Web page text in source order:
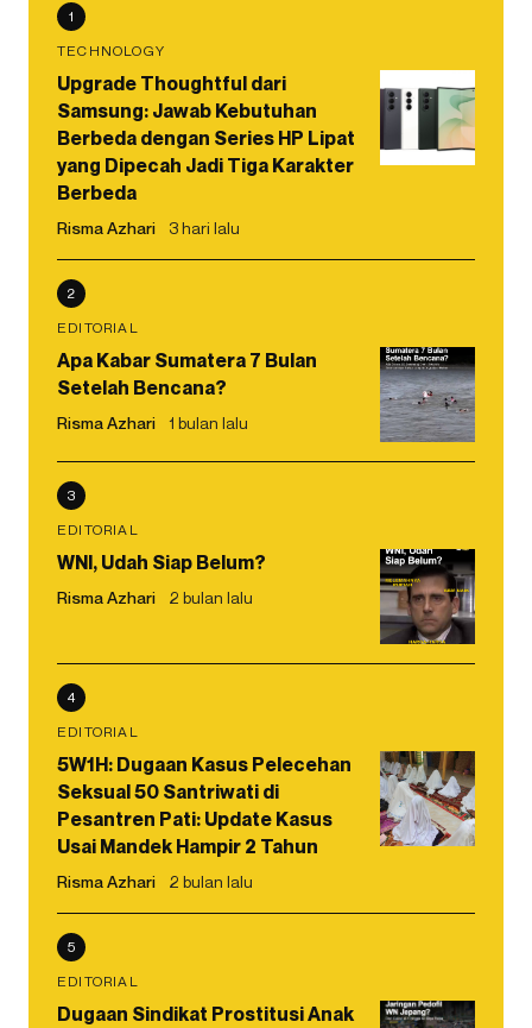
1
TECHNOLOGY
Upgrade Thoughtful dari
Samsung: Jawab Kebutuhan
Berbeda dengan Series HP Lipat
yang Dipecah Jadi Tiga Karakter
Berbeda
Risma Azhari 3 hari lalu
2
EDITORIAL
Apa Kabar Sumatera 7 Bulan
Setelah Bencana?
Risma Azhari 1 bulan lalu
3
EDITORIAL
WNI, Udah Siap Belum?
Risma Azhari 2 bulan lalu
4
EDITORIAL
5W1H: Dugaan Kasus Pelecehan
Seksual 50 Santriwati di
Pesantren Pati: Update Kasus
Usai Mandek Hampir 2 Tahun
Risma Azhari 2 bulan lalu
5
EDITORIAL
Dugaan Sindikat Prostitusi Anak